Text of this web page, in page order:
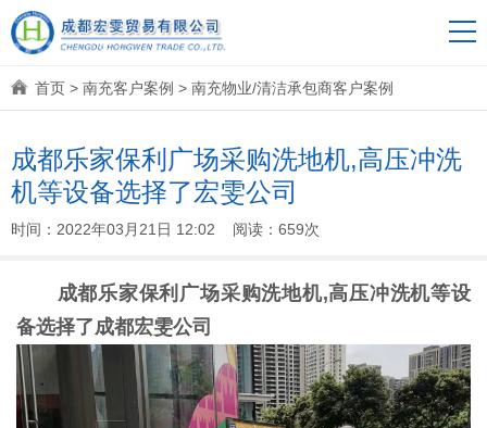
首页 > 南充客户案例 > 南充物业/清洁承包商客户案例
成都乐家保利广场采购洗地机,高压冲洗
机等设备选择了宏雯公司
时间：2022年03月21日 12:02 阅读：659次
成都乐家保利广场采购洗地机,高压冲洗机等设
备选择了成都宏雯公司